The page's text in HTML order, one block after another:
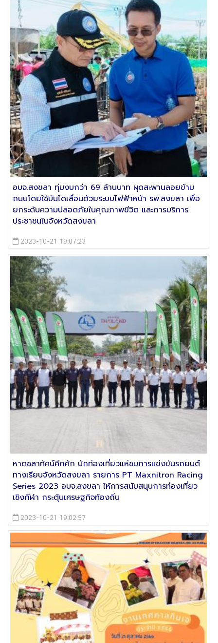
อบจ.สงขลา ทุ่มงบกว่า 69 ล้านบาท ผุดสะพานลอยข้าม
ถนนโดยใช้บันไดเลื่อนด้วยระบบไฟฟ้าหน้า รพ.สงขลา เพื่อ
ยกระดับความปลอดภัยในคุณภาพขีวิต และการบริการ
ประชาชนในจังหวัดสงขลา
2023-10-21 19:07:23
หาดชลาทัศน์คึกคัก นักท่องเที่ยวแห่ชมการแข่งขันรถยนต์
ทางเรียบจังหวัดสงขลา รายการ PT Maxnitron Racing
Series 2023 อบจ.สงขลา ให้การสนับสนุนการท่องเที่ยว
เชิงกีฬา กระตุ้นเศรษฐกิจท้องถิ่น
2023-10-21 19:02:57